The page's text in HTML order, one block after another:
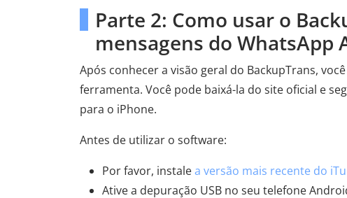
Parte 2: Como usar o
mensagens do WhatsApp
Após conhecer a visão geral do BackupTrans,
ferramenta. Você pode baixá-la do site oficial e
para o iPhone.
Antes de utilizar o software:
Por favor, instalea versão mais recente do
Ative a depuração USB no seu telefone